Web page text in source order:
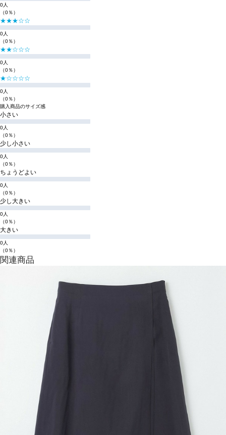
0人
（0％）
★★★☆☆
0人
（0％）
★★☆☆☆
0人
（0％）
★☆☆☆☆
0人
（0％）
購入商品のサイズ感
小さい
0人
（0％）
少し小さい
0人
（0％）
ちょうどよい
0人
（0％）
少し大きい
0人
（0％）
大きい
0人
（0％）
関連商品